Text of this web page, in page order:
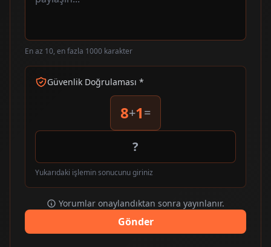
En az 10, en fazla 1000 karakter
Güvenlik Doğrulaması *
8+1=
Yukarıdaki işlemin sonucunu giriniz
Yorumlar onaylandıktan sonra yayınlanır.
Gönder